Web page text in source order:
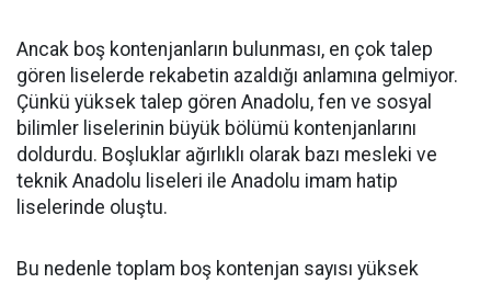
Ancak boş kontenjanların bulunması, en çok talep
gören liselerde rekabetin azaldığı anlamına gelmiyor.
Çünkü yüksek talep gören Anadolu, fen ve sosyal
bilimler liselerinin büyük bölümü kontenjanlarını
doldurdu. Boşluklar ağırlıklı olarak bazı mesleki ve
teknik Anadolu liseleri ile Anadolu imam hatip
liselerinde oluştu.
Bu nedenle toplam boş kontenjan sayısı yüksek